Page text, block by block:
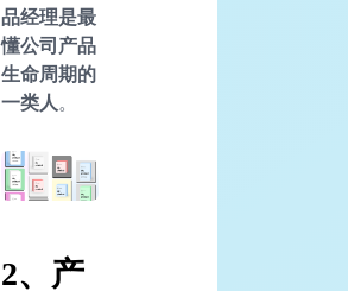
品经理是最
懂公司产品
生命周期的
一类人 。
2、产